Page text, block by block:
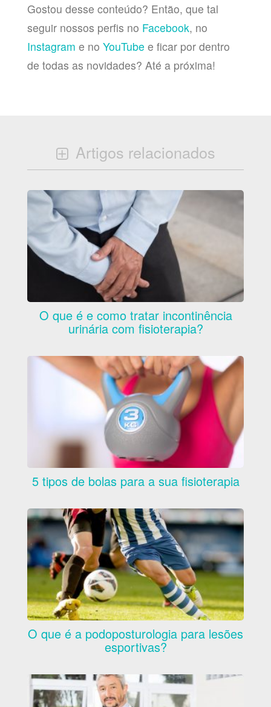
Gostou desse conteúdo? Então, que tal
seguir nossos perfis no Facebook, no
Instagram e no YouTube e ficar por dentro
de todas as novidades? Até a próxima!
Artigos relacionados
O que é e como tratar incontinência
urinária com fisioterapia?
5 tipos de bolas para a sua fisioterapia
O que é a podoposturologia para lesões
esportivas?